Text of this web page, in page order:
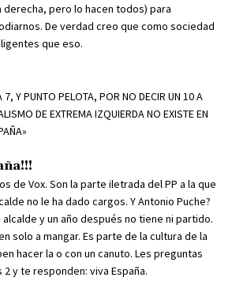
derecha, pero lo hacen todos) para
De verdad creo que como sociedad
que eso.
7, Y PUNTO PELOTA, POR NO DECIR UN 10 A
DE EXTREMA IZQUIERDA NO EXISTE EN
de Vox. Son la parte iletrada del PP a la que
no le ha dado cargos. Y Antonio Puche?
alcalde y un año después no tiene ni partido.
solo a mangar. Es parte de la cultura de la
hacer la o con un canuto. Les preguntas
2 y te responden: viva España.